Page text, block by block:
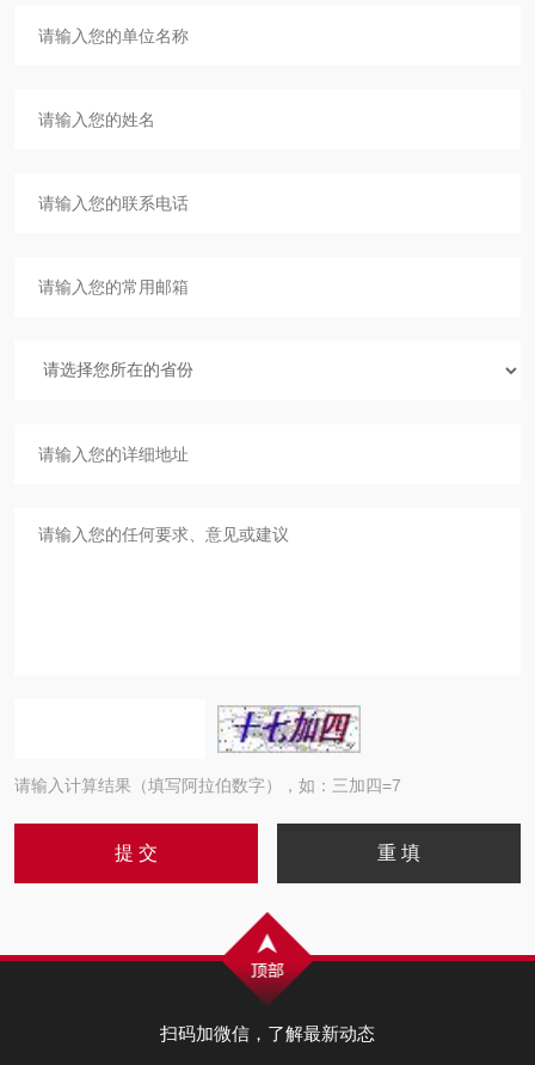
请输入计算结果（填写阿拉伯数字），如：三加四=7
扫码加微信，了解最新动态